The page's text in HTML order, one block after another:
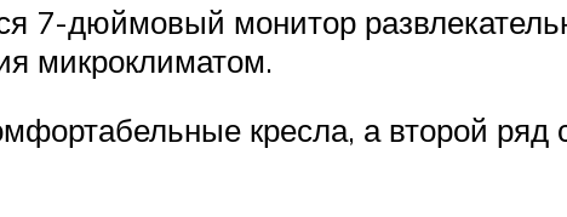
7-дюймовый монитор
микроклиматом.
кресла, а второй